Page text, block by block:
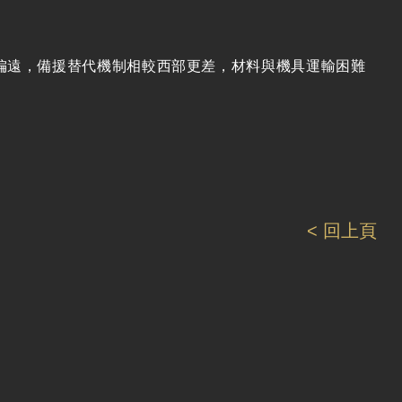
援替代機制相較西部更差，材料與機具運輸困難
< 回上頁